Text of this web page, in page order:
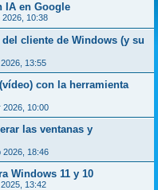
IA en Google
2026, 10:38
cliente de Windows (y su
13:55
con la herramienta
2026, 10:00
las ventanas y
2026, 18:46
Windows 11 y 10
13:42